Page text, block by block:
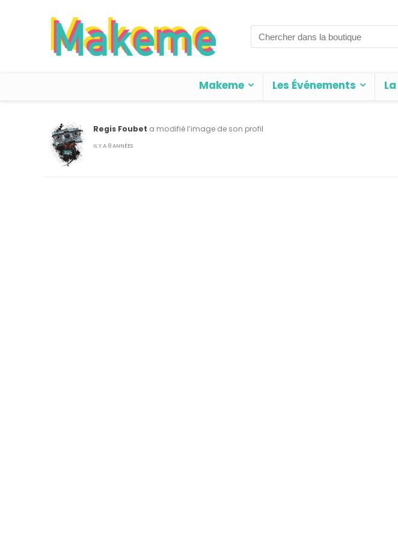
Search
for:
Makeme Les Événements
Regis Foubet a modifié l’image de son profil
IL Y A 8 ANNÉES